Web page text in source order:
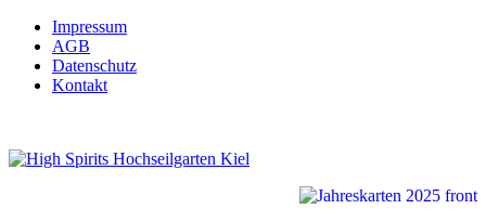
Impressum
AGB
Datenschutz
Kontakt